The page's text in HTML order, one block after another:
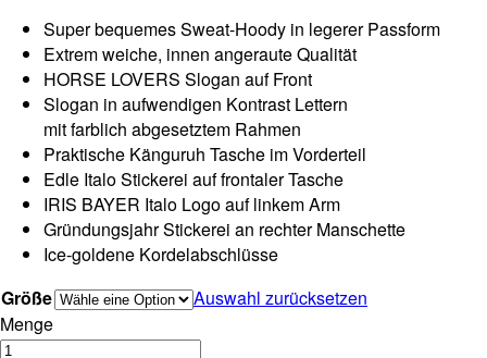
Super bequemes Sweat-Hoody in legerer Passform
Extrem weiche, innen angeraute Qualität
HORSE LOVERS Slogan auf Front
Slogan in aufwendigen Kontrast Lettern
mit farblich abgesetztem Rahmen
Praktische Känguruh Tasche im Vorderteil
Edle Italo Stickerei auf frontaler Tasche
IRIS BAYER Italo Logo auf linkem Arm
Gründungsjahr Stickerei an rechter Manschette
Ice-goldene Kordelabschlüsse
Größe
Auswahl zurücksetzen
Menge